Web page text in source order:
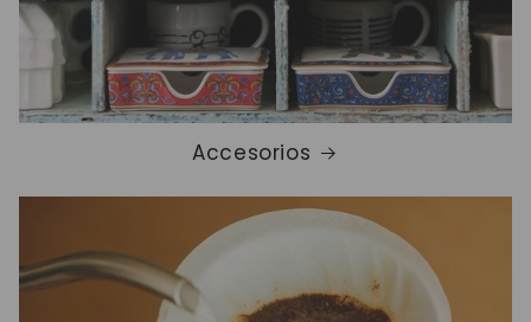
Accesorios